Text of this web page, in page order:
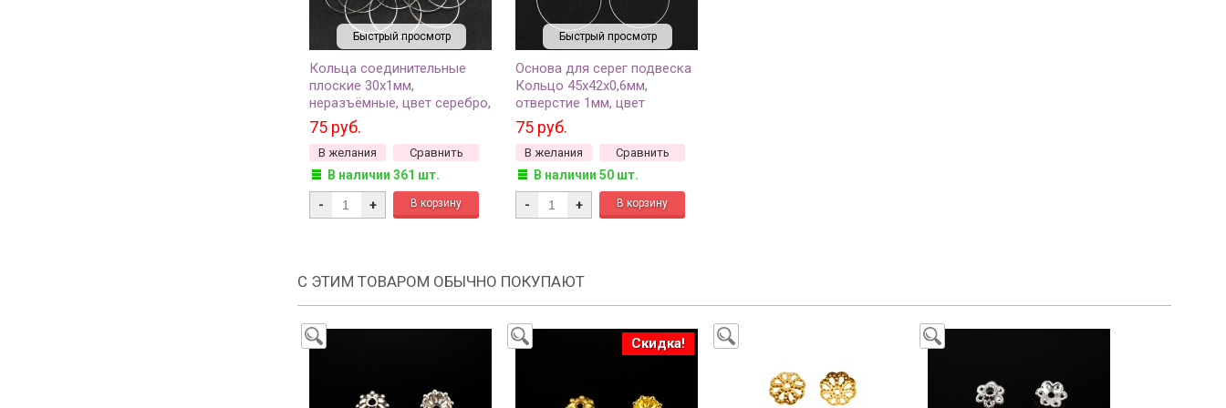
Быстрый просмотр
Кольца соединительные
плоские 30х1мм,
неразъёмные, цвет серебро,
латунь, 13-080, 10шт
75 руб.
В желания Сравнить
В наличии 361 шт.
- +
Быстрый просмотр
Основа для серег подвеска
Кольцо 45х42х0,6мм,
отверстие 1мм, цвет
серебро, латунь, 21-277, 1
пара
75 руб.
В желания Сравнить
В наличии 50 шт.
- +
С ЭТИМ ТОВАРОМ ОБЫЧНО ПОКУПАЮТ
Скидка!